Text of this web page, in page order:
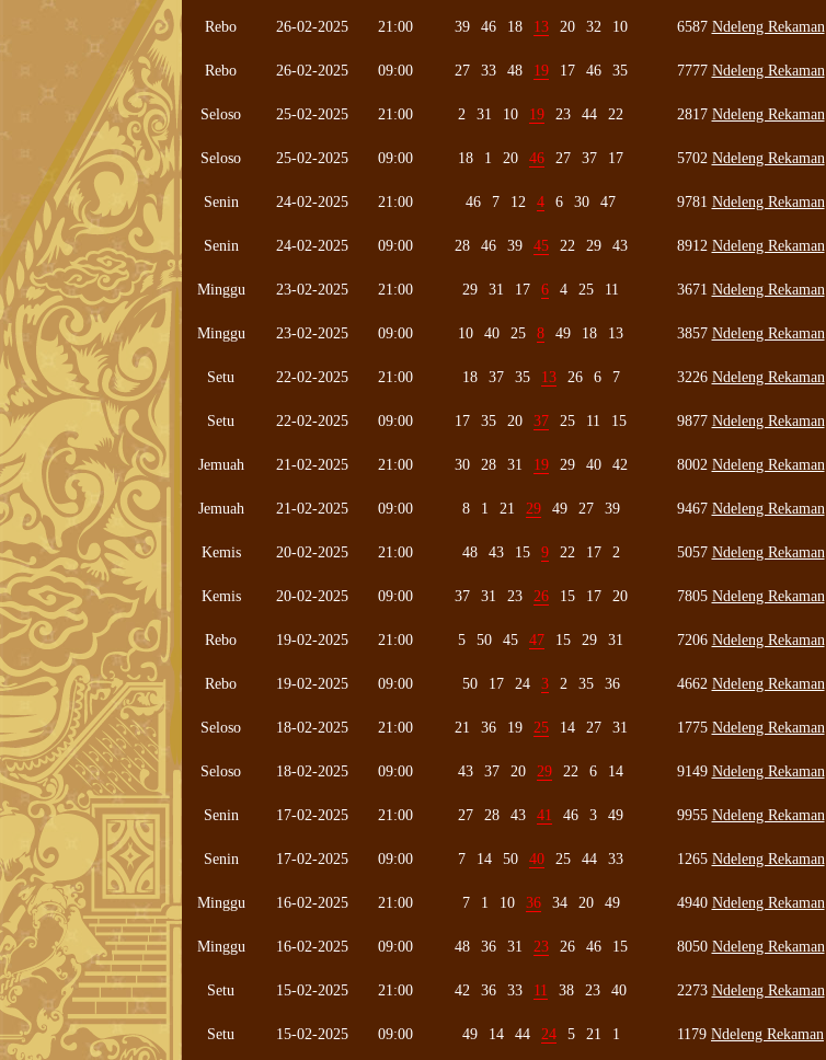
Rebo 26-02-2025 21:00 39 46 18 13 20 32 10 6587 Ndeleng Rekaman
Rebo 26-02-2025 09:00 27 33 48 19 17 46 35 7777 Ndeleng Rekaman
Seloso 25-02-2025 21:00 2 31 10 19 23 44 22 2817 Ndeleng Rekaman
Seloso 25-02-2025 09:00 18 1 20 46 27 37 17 5702 Ndeleng Rekaman
Senin 24-02-2025 21:00 46 7 12 4 6 30 47 9781 Ndeleng Rekaman
Senin 24-02-2025 09:00 28 46 39 45 22 29 43 8912 Ndeleng Rekaman
Minggu 23-02-2025 21:00 29 31 17 6 4 25 11 3671 Ndeleng Rekaman
Minggu 23-02-2025 09:00 10 40 25 8 49 18 13 3857 Ndeleng Rekaman
Setu 22-02-2025 21:00 18 37 35 13 26 6 7 3226 Ndeleng Rekaman
Setu 22-02-2025 09:00 17 35 20 37 25 11 15 9877 Ndeleng Rekaman
Jemuah 21-02-2025 21:00 30 28 31 19 29 40 42 8002 Ndeleng Rekaman
Jemuah 21-02-2025 09:00 8 1 21 29 49 27 39 9467 Ndeleng Rekaman
Kemis 20-02-2025 21:00 48 43 15 9 22 17 2 5057 Ndeleng Rekaman
Kemis 20-02-2025 09:00 37 31 23 26 15 17 20 7805 Ndeleng Rekaman
Rebo 19-02-2025 21:00 5 50 45 47 15 29 31 7206 Ndeleng Rekaman
Rebo 19-02-2025 09:00 50 17 24 3 2 35 36 4662 Ndeleng Rekaman
Seloso 18-02-2025 21:00 21 36 19 25 14 27 31 1775 Ndeleng Rekaman
Seloso 18-02-2025 09:00 43 37 20 29 22 6 14 9149 Ndeleng Rekaman
Senin 17-02-2025 21:00 27 28 43 41 46 3 49 9955 Ndeleng Rekaman
Senin 17-02-2025 09:00 7 14 50 40 25 44 33 1265 Ndeleng Rekaman
Minggu 16-02-2025 21:00 7 1 10 36 34 20 49 4940 Ndeleng Rekaman
Minggu 16-02-2025 09:00 48 36 31 23 26 46 15 8050 Ndeleng Rekaman
Setu 15-02-2025 21:00 42 36 33 11 38 23 40 2273 Ndeleng Rekaman
Setu 15-02-2025 09:00 49 14 44 24 5 21 1 1179 Ndeleng Rekaman